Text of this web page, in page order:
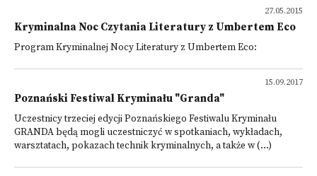
27.05.2015
Kryminalna Noc Czytania Literatury z Umbertem Eco
Program Kryminalnej Nocy Literatury z Umbertem Eco:
15.09.2017
Poznański Festiwal Kryminału "Granda"
Uczestnicy trzeciej edycji Poznańskiego Festiwalu Kryminału
GRANDA będą mogli uczestniczyć w spotkaniach, wykładach,
warsztatach, pokazach technik kryminalnych, a także w (...)